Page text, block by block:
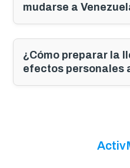
mudarse a
¿Cómo preparar la
efectos personales